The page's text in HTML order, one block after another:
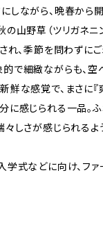
しながら、晩春から
の山野草（ツリガネニ
れ、季節を問わずに
で細緻ながらも、空
な感覚で、まさに『
に感じられる一品。
しさが感じられるよ
学式などに向け、フ